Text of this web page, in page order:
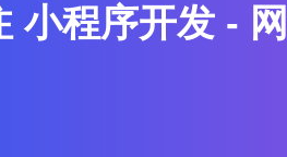
小程序开发 -